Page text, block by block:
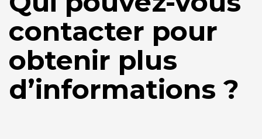
contacter pour
obtenir plus
d’informations ?